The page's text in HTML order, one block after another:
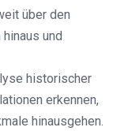
über den
und
historischer
erkennen,
hinausgehen.